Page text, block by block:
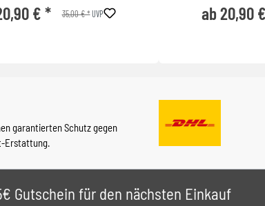
€ * 35,00 € *UVP ab 20,90
garantierten Schutz gegen
Erstattung.
Gutschein für den nächsten Einkauf